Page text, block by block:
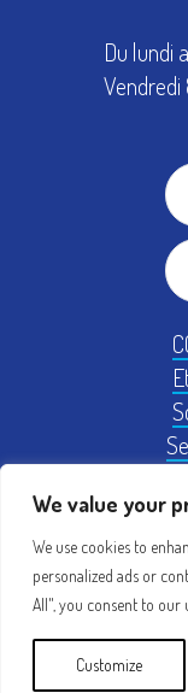
We value your
We use cookies to
personalized ads or
All", you consent to our
Customize
Du lundi
Vendredi
Mentions